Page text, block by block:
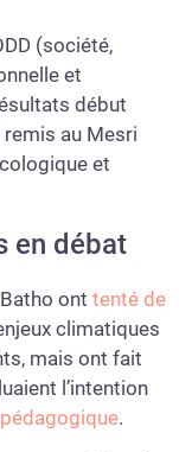
(société,
et
début
au Mesri
et
en débat
ont tenté de
climatiques
mais ont fait
l’intention
.